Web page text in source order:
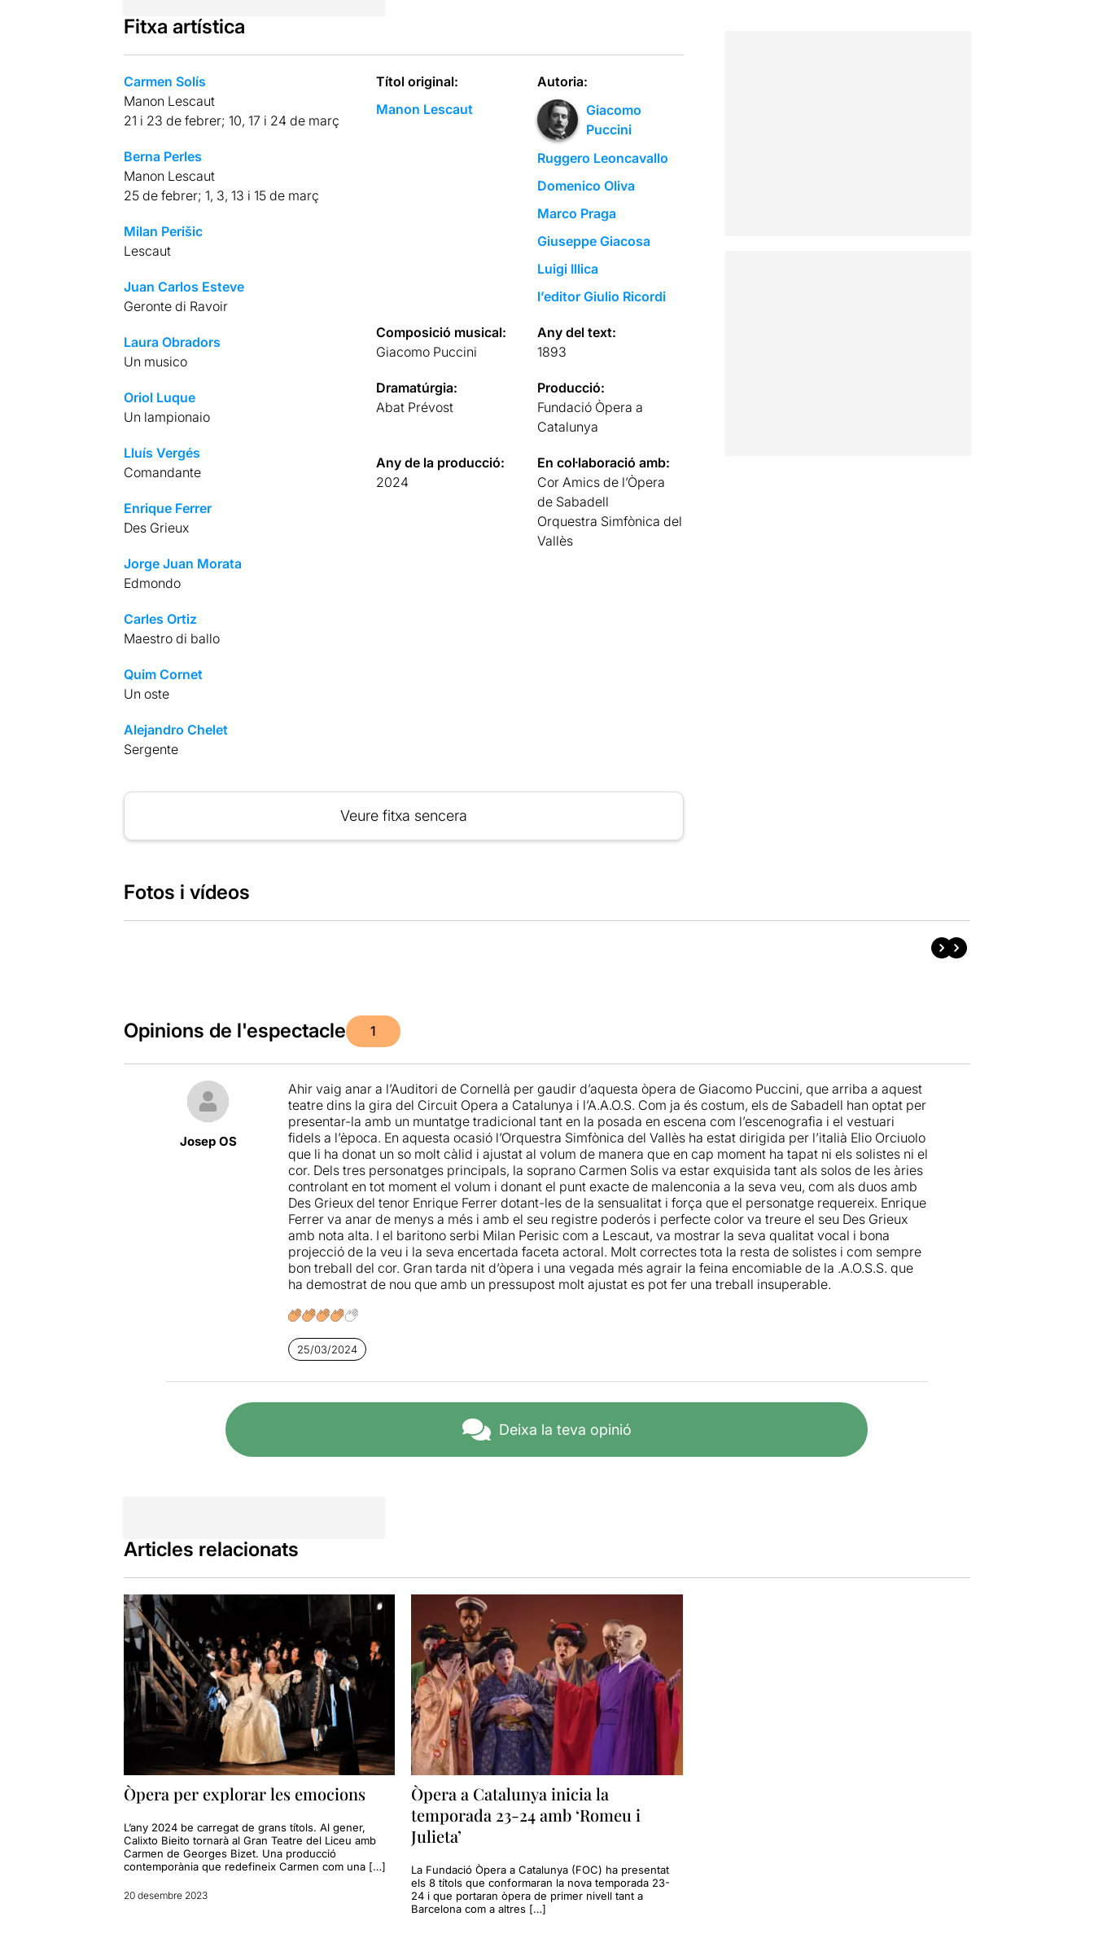
Fitxa artística
Carmen Solís
Manon Lescaut
21 i 23 de febrer; 10, 17 i 24 de març
Berna Perles
Manon Lescaut
25 de febrer; 1, 3, 13 i 15 de març
Milan Perišic
Lescaut
Juan Carlos Esteve
Geronte di Ravoir
Laura Obradors
Un musico
Oriol Luque
Un lampionaio
Lluís Vergés
Comandante
Enrique Ferrer
Des Grieux
Jorge Juan Morata
Edmondo
Carles Ortiz
Maestro di ballo
Quim Cornet
Un oste
Alejandro Chelet
Sergente
Títol original:
Manon Lescaut
Autoria:
Giacomo
Puccini
Ruggero Leoncavallo
Domenico Oliva
Marco Praga
Giuseppe Giacosa
Luigi Illica
l’editor Giulio Ricordi
Composició musical:
Giacomo Puccini
Any del text:
1893
Dramatúrgia:
Abat Prévost
Producció:
Fundació Òpera a
Catalunya
Any de la producció:
2024
En col·laboració amb:
Cor Amics de l’Òpera
de Sabadell
Orquestra Simfònica del
Vallès
Veure fitxa sencera
Fotos i vídeos
Opinions de l'espectacle 1
Josep OS
Ahir vaig anar a l’Auditori de Cornellà per gaudir d’aquesta òpera de Giacomo Puccini, que arriba a aquest
teatre dins la gira del Circuit Opera a Catalunya i l’A.A.O.S. Com ja és costum, els de Sabadell han optat per
presentar-la amb un muntatge tradicional tant en la posada en escena com l’escenografia i el vestuari
fidels a l’època. En aquesta ocasió l’Orquestra Simfònica del Vallès ha estat dirigida per l’italià Elio Orciuolo
que li ha donat un so molt càlid i ajustat al volum de manera que en cap moment ha tapat ni els solistes ni el
cor. Dels tres personatges principals, la soprano Carmen Solis va estar exquisida tant als solos de les àries
controlant en tot moment el volum i donant el punt exacte de malenconia a la seva veu, com als duos amb
Des Grieux del tenor Enrique Ferrer dotant-les de la sensualitat i força que el personatge requereix. Enrique
Ferrer va anar de menys a més i amb el seu registre poderós i perfecte color va treure el seu Des Grieux
amb nota alta. I el baritono serbi Milan Perisic com a Lescaut, va mostrar la seva qualitat vocal i bona
projecció de la veu i la seva encertada faceta actoral. Molt correctes tota la resta de solistes i com sempre
bon treball del cor. Gran tarda nit d’òpera i una vegada més agrair la feina encomiable de la .A.O.S.S. que
ha demostrat de nou que amb un pressupost molt ajustat es pot fer una treball insuperable.
25/03/2024
Deixa la teva opinió
Articles relacionats
Òpera per explorar les emocions
L’any 2024 be carregat de grans títols. Al gener,
Calixto Bieito tornarà al Gran Teatre del Liceu amb
Carmen de Georges Bizet. Una producció
contemporània que redefineix Carmen com una […]
20 desembre 2023
Òpera a Catalunya inicia la
temporada 23-24 amb ‘Romeu i
Julieta’
La Fundació Òpera a Catalunya (FOC) ha presentat
els 8 títols que conformaran la nova temporada 23-
24 i que portaran òpera de primer nivell tant a
Barcelona com a altres […]